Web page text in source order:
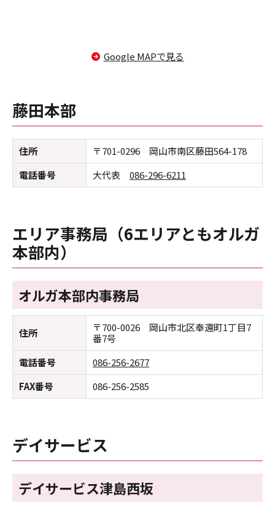
Google MAPで見る
藤田本部
住所
〒701-0296 岡山市南区藤田564-178
電話番号
大代表 086-296-6211
エリア事務局（6エリアともオルガ
本部内）
オルガ本部内事務局
住所
〒700-0026 岡山市北区奉還町1丁目7
番7号
電話番号
086-256-2677
FAX番号
086-256-2585
デイサービス
デイサービス津島西坂